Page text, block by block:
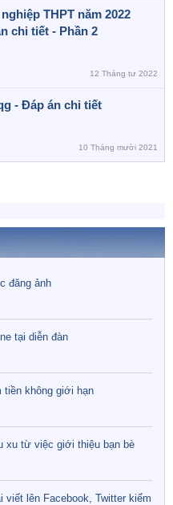
THPT năm 2022
chi tiết - Phần 2
12 Tháng tư 2022
- Đáp án chi tiết
10 Tháng mười 2021
đăng ảnh
tại diễn đàn
tiền không giới hạn
xu từ việc giới thiệu bạn bè
viết lên Facebook, Twitter kiếm